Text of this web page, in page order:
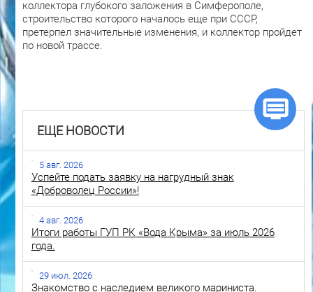
коллектора глубокого заложения в Симферополе,
строительство которого началось еще при СССР,
претерпел значительные изменения, и коллектор пройдет
по новой трассе.
ЕЩЕ НОВОСТИ
5 авг. 2026
Успейте подать заявку на нагрудный знак
«Доброволец России»!
4 авг. 2026
Итоги работы ГУП РК «Вода Крыма» за июль 2026
года.
29 июл. 2026
Знакомство с наследием великого мариниста.